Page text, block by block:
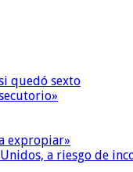
quedó sexto
expropiar»
a riesgo de